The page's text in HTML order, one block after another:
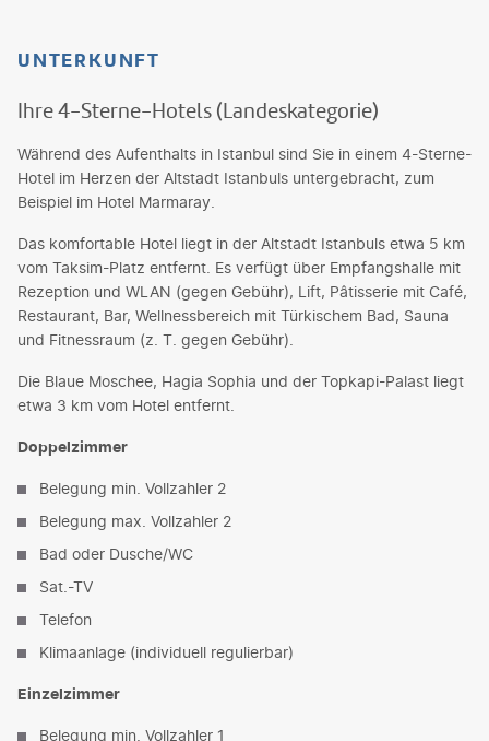
UNTERKUNFT
Ihre 4-Sterne-Hotels (Landeskategorie)
Während des Aufenthalts in Istanbul sind Sie in einem 4-Sterne-
Hotel im Herzen der Altstadt Istanbuls untergebracht, zum
Beispiel im Hotel Marmaray.
Das komfortable Hotel liegt in der Altstadt Istanbuls etwa 5 km
vom Taksim-Platz entfernt. Es verfügt über Empfangshalle mit
Rezeption und WLAN (gegen Gebühr), Lift, Pâtisserie mit Café,
Restaurant, Bar, Wellnessbereich mit Türkischem Bad, Sauna
und Fitnessraum (z. T. gegen Gebühr).
Die Blaue Moschee, Hagia Sophia und der Topkapi-Palast liegt
etwa 3 km vom Hotel entfernt.
Doppelzimmer
Belegung min. Vollzahler 2
Belegung max. Vollzahler 2
Bad oder Dusche/WC
Sat.-TV
Telefon
Klimaanlage (individuell regulierbar)
Einzelzimmer
Belegung min. Vollzahler 1